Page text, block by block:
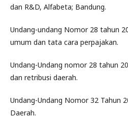
dan R&D, Alfabeta; Bandung.
Undang-undang Nomor 28 tahun
umum dan tata cara perpajakan.
Undang-Undang nomor 28 tahun
dan retribusi daerah.
Undang-Undang Nomor 32 Tahun
Daerah.